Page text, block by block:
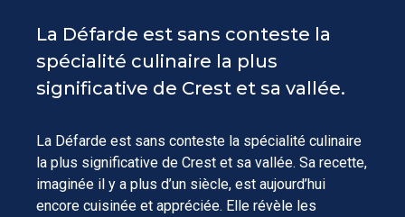
La Défarde est sans conteste la
spécialité culinaire la plus
significative de Crest et sa vallée.
La Défarde est sans conteste la spécialité culinaire
la plus significative de Crest et sa vallée. Sa recette,
imaginée il y a plus d’un siècle, est aujourd’hui
encore cuisinée et appréciée. Elle révèle les